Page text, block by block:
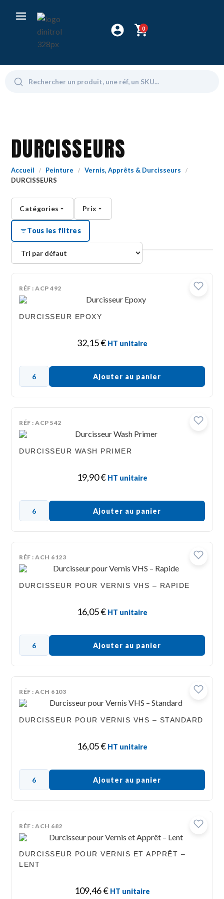
0
DURCISSEURS
Accueil / Peinture / Vernis, Apprêts & Durcisseurs /
DURCISSEURS
Catégories Prix
Tous les filtres
RÉF : ACP 492
DURCISSEUR EPOXY
32,15€ HT unitaire
Ajouter au panier
RÉF : ACP 542
DURCISSEUR WASH PRIMER
19,90€ HT unitaire
Ajouter au panier
RÉF : ACH 6123
DURCISSEUR POUR VERNIS VHS – RAPIDE
16,05€ HT unitaire
Ajouter au panier
RÉF : ACH 6103
DURCISSEUR POUR VERNIS VHS – STANDARD
16,05€ HT unitaire
Ajouter au panier
RÉF : ACH 682
DURCISSEUR POUR VERNIS ET APPRÊT –
LENT
109,46€ HT unitaire